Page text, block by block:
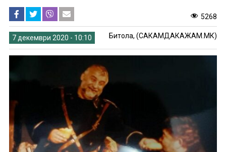
5268
7 декември 2020 - 10:10 Битола, (САКАМДАКАЖАМ.МК)